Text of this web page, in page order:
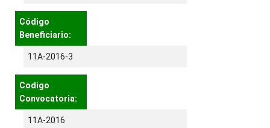
Código
Beneficiario:
11A-2016-3
Codigo
Convocatoria:
11A-2016